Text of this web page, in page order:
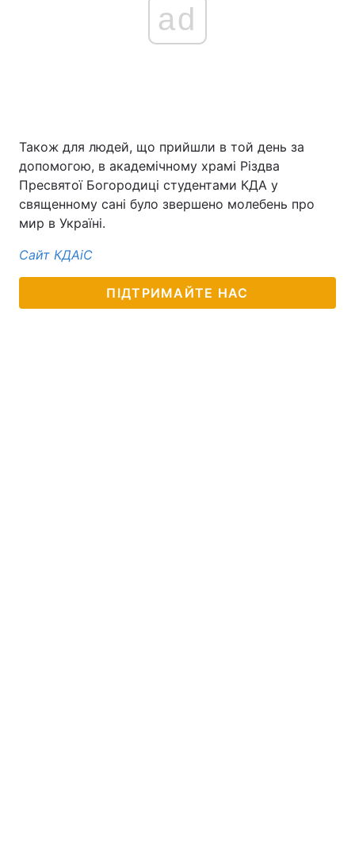
ad
Також для людей, що прийшли в той день за
допомогою, в академічному храмі Різдва
Пресвятої Богородиці студентами КДА у
священному сані було звершено молебень про
мир в Україні.
Сайт КДАіС
ПІДТРИМАЙТЕ НАС